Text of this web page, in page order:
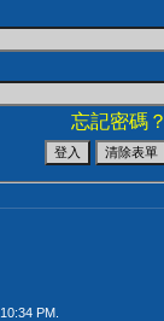
忘記密碼？
10:34 PM